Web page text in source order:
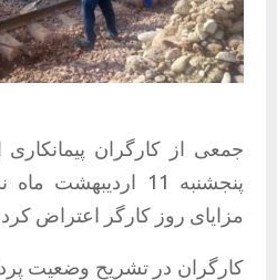
جمعی از کارگران پیمانکاری
پنجشنبه 11
مزایای روز کارگر اعتراض
کارگران در تشریح وضعیت